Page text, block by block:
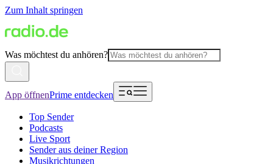
Zum Inhalt springen
Was möchtest du anhören?
App öffnenPrime entdecken
Top Sender
Podcasts
Live Sport
Sender aus deiner Region
Musikrichtungen